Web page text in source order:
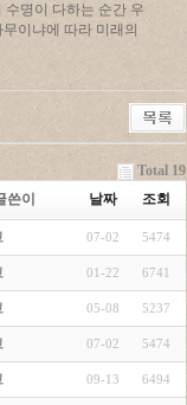
수명이 다하는 순간 우
이냐에 따라 미래의
Total 19
쓴이 날짜 조회
07-02 5474
01-22 6741
05-08 5237
07-02 5474
09-13 6494